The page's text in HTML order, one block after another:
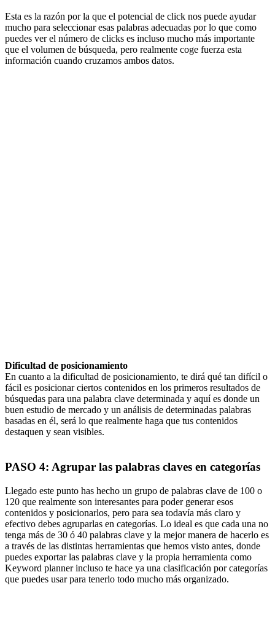
Esta es la razón por la que el potencial de click nos puede ayudar
mucho para seleccionar esas palabras adecuadas por lo que como
puedes ver el número de clicks es incluso mucho más importante
que el volumen de búsqueda, pero realmente coge fuerza esta
información cuando cruzamos ambos datos.
Dificultad de posicionamiento
En cuanto a la dificultad de posicionamiento, te dirá qué tan difícil o
fácil es posicionar ciertos contenidos en los primeros resultados de
búsquedas para una palabra clave determinada y aquí es donde un
buen estudio de mercado y un análisis de determinadas palabras
basadas en él, será lo que realmente haga que tus contenidos
destaquen y sean visibles.
PASO 4: Agrupar las palabras claves en categorías
Llegado este punto has hecho un grupo de palabras clave de 100 o
120 que realmente son interesantes para poder generar esos
contenidos y posicionarlos, pero para sea todavía más claro y
efectivo debes agruparlas en categorías. Lo ideal es que cada una no
tenga más de 30 ó 40 palabras clave y la mejor manera de hacerlo es
a través de las distintas herramientas que hemos visto antes, donde
puedes exportar las palabras clave y la propia herramienta como
Keyword planner incluso te hace ya una clasificación por categorías
que puedes usar para tenerlo todo mucho más organizado.